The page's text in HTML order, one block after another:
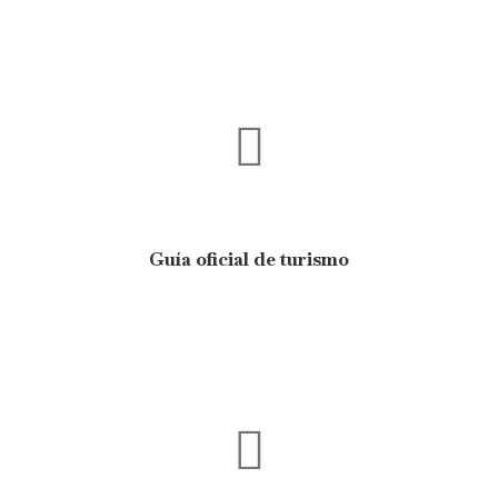
Guía oficial de turismo